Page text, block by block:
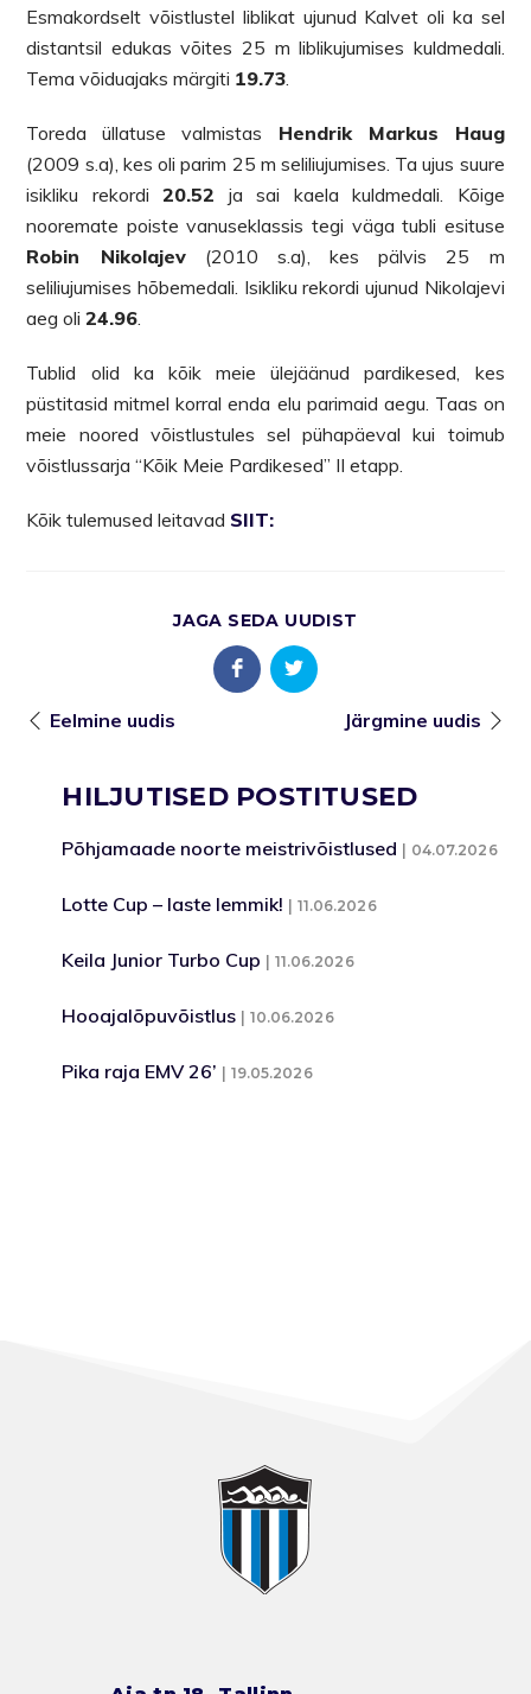
Esmakordselt võistlustel liblikat ujunud Kalvet oli ka sel
distantsil edukas võites 25 m liblikujumises kuldmedali.
Tema võiduajaks märgiti 19.73.
Toreda üllatuse valmistas Hendrik Markus Haug
(2009 s.a), kes oli parim 25 m seliliujumises. Ta ujus suure
isikliku rekordi20.52 ja sai kaela kuldmedali. Kõige
nooremate poiste vanuseklassis tegi väga tubli esituse
Robin Nikolajev(2010 s.a), kes pälvis 25 m
seliliujumises hõbemedali. Isikliku rekordi ujunud Nikolajevi
aeg oli24.96.
Tublid olid ka kõik meie ülejäänud pardikesed, kes
püstitasid mitmel korral enda elu parimaid aegu. Taas on
meie noored võistlustules sel pühapäeval kui toimub
võistlussarja “Kõik Meie Pardikesed” II etapp.
Kõik tulemused leitavad SIIT:
JAGA SEDA UUDIST
Eelmine uudis Järgmine uudis
HILJUTISED POSTITUSED
Põhjamaade noorte meistrivõistlused 04.07.2026
Lotte Cup – laste lemmik! 11.06.2026
Keila Junior Turbo Cup 11.06.2026
Hooajalõpuvõistlus 10.06.2026
Pika raja EMV 26’ 19.05.2026